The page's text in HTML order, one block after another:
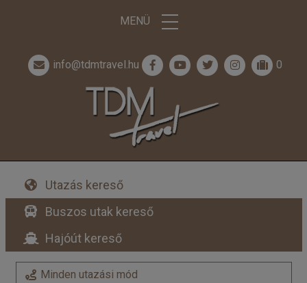
MENÜ
info@tdmtravel.hu 0
Utazás kereső
Buszos utak kereső
Hajóút kereső